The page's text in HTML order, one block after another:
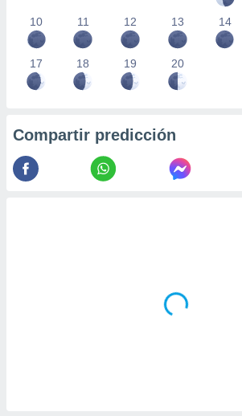
10 11 12 13 14
17 18 19 20
Compartir predicción